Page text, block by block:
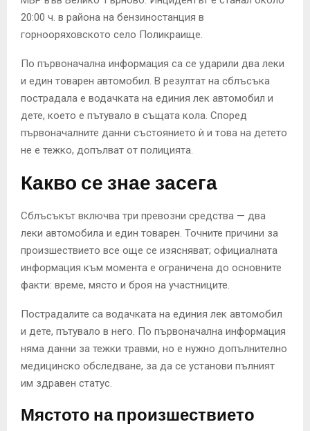
20:00 ч. в района на бензиностанция в
горнооряховското село Поликраище.
По първоначална информация са се ударили два леки
и един товарен автомобил. В резултат на сблъсъка
пострадала е водачката на единия лек автомобил и
дете, което е пътувало в същата кола. Според
първоначалните данни състоянието ѝ и това на детето
не е тежко, допълват от полицията.
Какво се знае засега
Сблъсъкът включва три превозни средства — два
леки автомобила и един товарен. Точните причини за
произшествието все още се изясняват; официалната
информация към момента е ограничена до основните
факти: време, място и броя на участниците.
Пострадалите са водачката на единия лек автомобил
и дете, пътувало в него. По първоначална информация
няма данни за тежки травми, но е нужно допълнително
медицинско обследване, за да се установи пълният
им здравен статус.
Мястото на произшествието